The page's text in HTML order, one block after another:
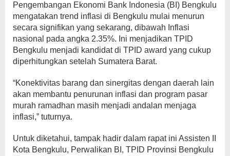
Pengembangan Ekonomi Bank Indonesia (BI) Bengkulu
mengatakan trend inflasi di Bengkulu mulai menurun
secara signifikan yang sekarang, dibawah Inflasi
nasional pada angka 2.35%. Ini menjadikan TPID
Bengkulu menjadi kandidat di TPID award yang cukup
diperhitungkan setelah Sumatera Barat.
“Konektivitas barang dan sinergitas dengan daerah lain
akan membantu penurunan inflasi dan program pasar
murah ramadhan masih menjadi andalan menjaga
inflasi,” tuturnya.
Untuk diketahui, tampak hadir dalam rapat ini Assisten II
Kota Bengkulu, Perwalikan BI, TPID Provinsi Bengkulu